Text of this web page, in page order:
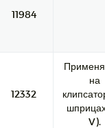
11984
12332
на
V).